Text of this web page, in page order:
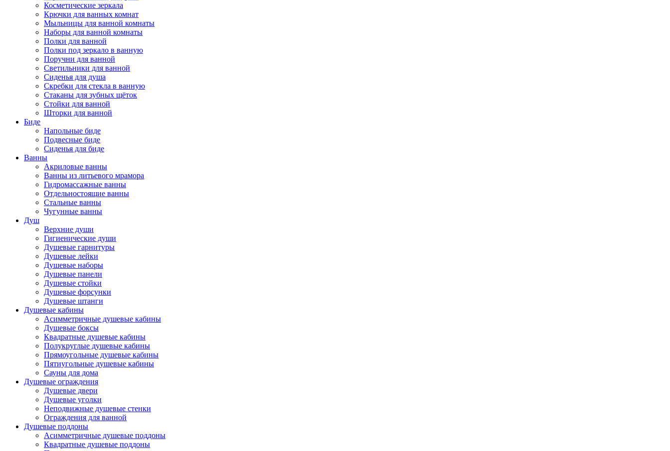
Косметические зеркала
Крючки для ванных комнат
Мыльницы для ванной комнаты
Наборы для ванной комнаты
Полки для ванной
Полки под зеркало в ванную
Поручни для ванной
Светильники для ванной
Сиденья для душа
Скребки для стекла в ванную
Стаканы для зубных щёток
Стойки для ванной
Шторки для ванной
Биде
Напольные биде
Подвесные биде
Сиденья для биде
Ванны
Акриловые ванны
Ванны из литьевого мрамора
Гидромассажные ванны
Отдельностоящие ванны
Стальные ванны
Чугунные ванны
Душ
Верхние души
Гигиенические души
Душевые гарнитуры
Душевые лейки
Душевые наборы
Душевые панели
Душевые стойки
Душевые форсунки
Душевые штанги
Душевые кабины
Асимметричные душевые кабины
Душевые боксы
Квадратные душевые кабины
Полукруглые душевые кабины
Прямоугольные душевые кабины
Пятиугольные душевые кабины
Сауны для дома
Душевые ограждения
Душевые двери
Душевые уголки
Неподвижные душевые стенки
Ограждения для ванной
Душевые поддоны
Асимметричные душевые поддоны
Квадратные душевые поддоны